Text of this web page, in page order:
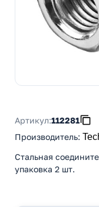
Артикул:112281
Производитель:
Стальная
упаковка 2 шт.